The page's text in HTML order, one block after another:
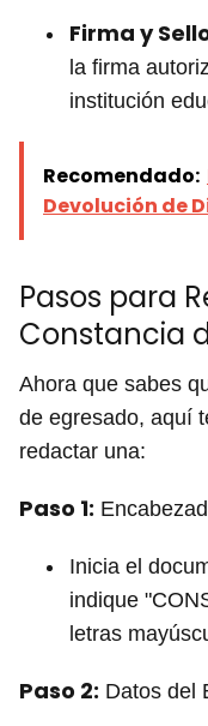
Firma y
la firma
institución
Recomendado:
Devolución de
Pasos para
Constancia
Ahora que sabes
de egresado, aquí
redactar una:
Paso 1:
Inicia el
indique
letras
Paso 2: Datos del